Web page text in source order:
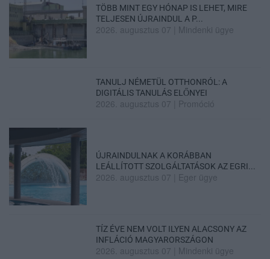
TÖBB MINT EGY HÓNAP IS LEHET, MIRE
TELJESEN ÚJRAINDUL A P...
2026. augusztus 07 Mindenki ügye
TANULJ NÉMETÜL OTTHONRÓL: A
DIGITÁLIS TANULÁS ELŐNYEI
2026. augusztus 07 Promóció
ÚJRAINDULNAK A KORÁBBAN
LEÁLLÍTOTT SZOLGÁLTATÁSOK AZ EGRI...
2026. augusztus 07 Eger ügye
TÍZ ÉVE NEM VOLT ILYEN ALACSONY AZ
INFLÁCIÓ MAGYARORSZÁGON
2026. augusztus 07 Mindenki ügye